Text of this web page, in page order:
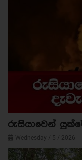
රුසියාවෙන්
Wednesday / 5 / 2026